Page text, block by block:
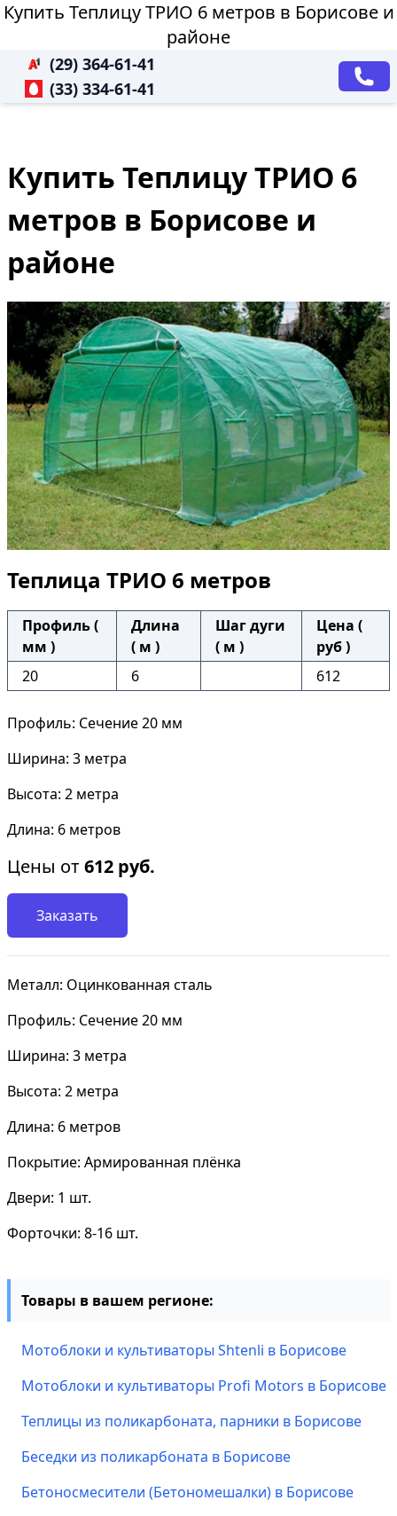
Купить Теплицу ТРИО 6 метров в Борисове и
районе
(29) 364-61-41
(33) 334-61-41
Купить Теплицу ТРИО 6
метров в Борисове и
районе
Теплица ТРИО 6 метров
Профиль (
мм )
Длина
( м )
Шаг дуги
( м )
Цена (
руб )
20
6 612
Профиль: Сечение 20 мм
Ширина: 3 метра
Высота: 2 метра
Длина: 6 метров
Цены от612 руб.
Заказать
Металл: Оцинкованная сталь
Профиль: Сечение 20 мм
Ширина: 3 метра
Высота: 2 метра
Длина: 6 метров
Покрытие: Армированная плёнка
Двери: 1 шт.
Форточки: 8-16 шт.
Товары в вашем регионе:
Мотоблоки и культиваторы Shtenli в Борисове
Мотоблоки и культиваторы Profi Motors в Борисове
Теплицы из поликарбоната, парники в Борисове
Беседки из поликарбоната в Борисове
Бетоносмесители (Бетономешалки) в Борисове